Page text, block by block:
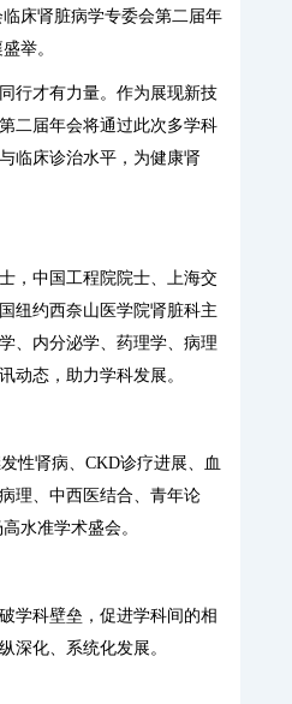
床肾脏病学专委会第二届年
举。
行才有力量。作为展现新技
二届年会将通过此次多学科
临床诊治水平，为健康肾
，中国工程院院士、上海交
纽约西奈山医学院肾脏科主
、内分泌学、药理学、病理
动态，助力学科发展。
性肾病、CKD诊疗进展、血
理、中西医结合、青年论
水准学术盛会。
学科壁垒，促进学科间的相
深化、系统化发展。